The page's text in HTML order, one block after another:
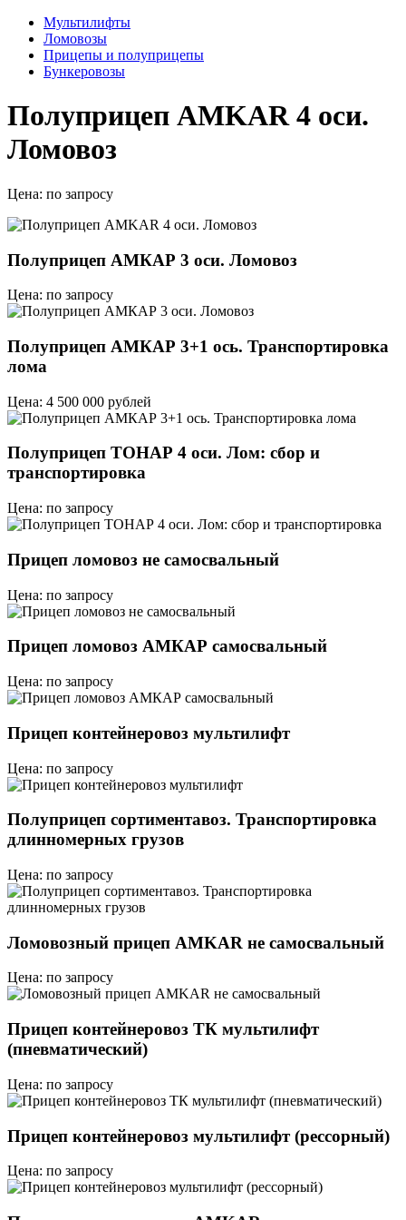
Мультилифты
Ломовозы
Прицепы и полуприцепы
Бункеровозы
Полуприцеп AMKAR 4 оси.
Ломовоз
Цена: по запросу
Полуприцеп АМКАР 3 оси. Ломовоз
Цена: по запросу
Полуприцеп АМКАР 3+1 ось. Транспортировка
лома
Цена: 4 500 000 рублей
Полуприцеп ТОНАР 4 оси. Лом: сбор и
транспортировка
Цена: по запросу
Прицеп ломовоз не самосвальный
Цена: по запросу
Прицеп ломовоз АМКАР самосвальный
Цена: по запросу
Прицеп контейнеровоз мультилифт
Цена: по запросу
Полуприцеп сортиментавоз. Транспортировка
длинномерных грузов
Цена: по запросу
Ломовозный прицеп AMKAR не самосвальный
Цена: по запросу
Прицеп контейнеровоз ТК мультилифт
(пневматический)
Цена: по запросу
Прицеп контейнеровоз мультилифт (рессорный)
Цена: по запросу